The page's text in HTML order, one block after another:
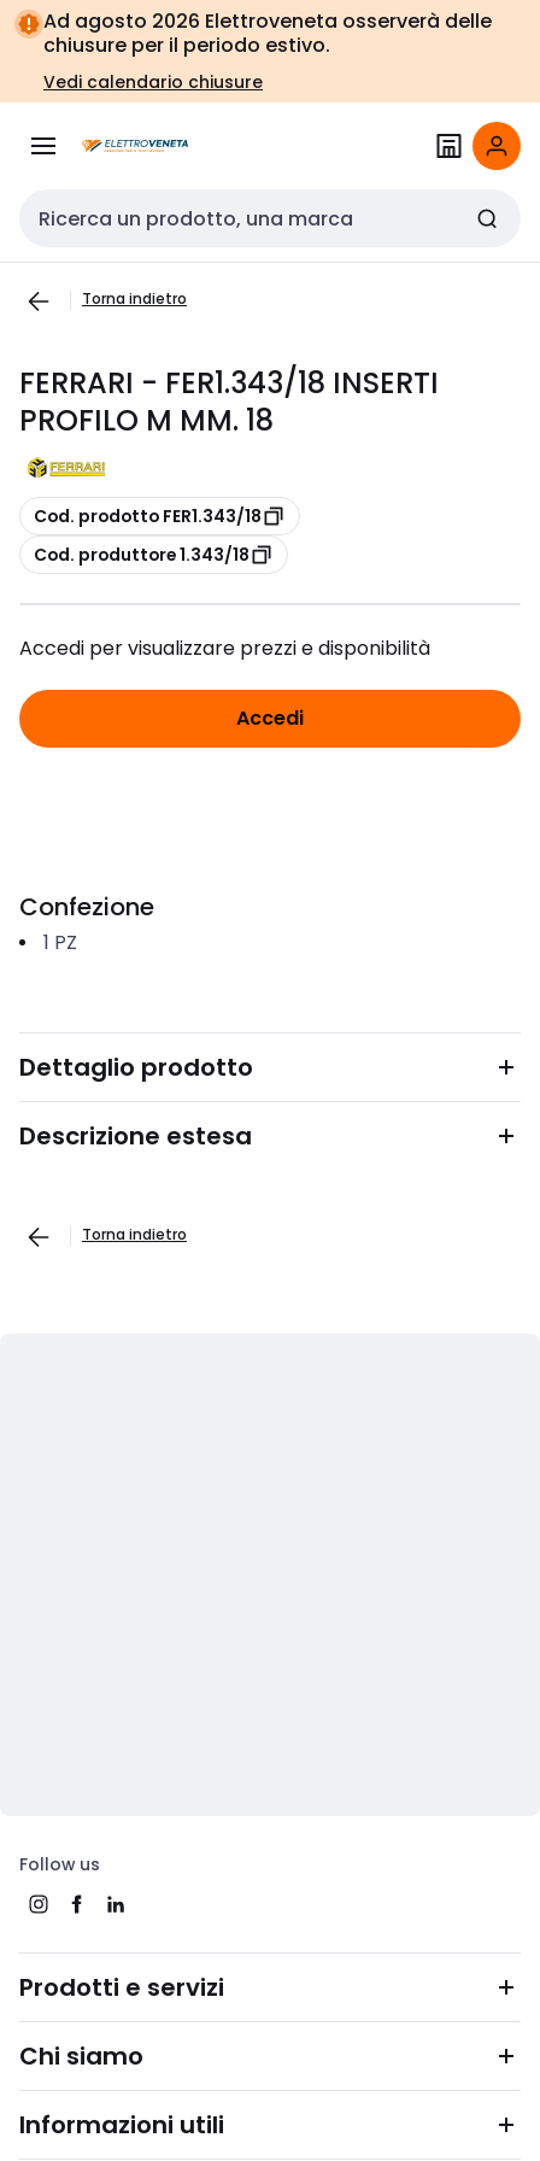
Vai alla
navigazione
Vai
alla
pagina
Ad agosto 2026 Elettroveneta osserverà delle
chiusure per il periodo estivo.
Vedi calendario chiusure
Cerca input
Torna indietro
FERRARI - FER1.343/18 INSERTI
PROFILO M MM. 18
copia
Cod. prodotto FER1.343/18
copia
Cod. produttore 1.343/18
Accedi per visualizzare prezzi e disponibilità
Accedi
Confezione
1 PZ
Dettaglio prodotto
Descrizione estesa
Torna indietro
Follow us
Prodotti e servizi
Chi siamo
Informazioni utili